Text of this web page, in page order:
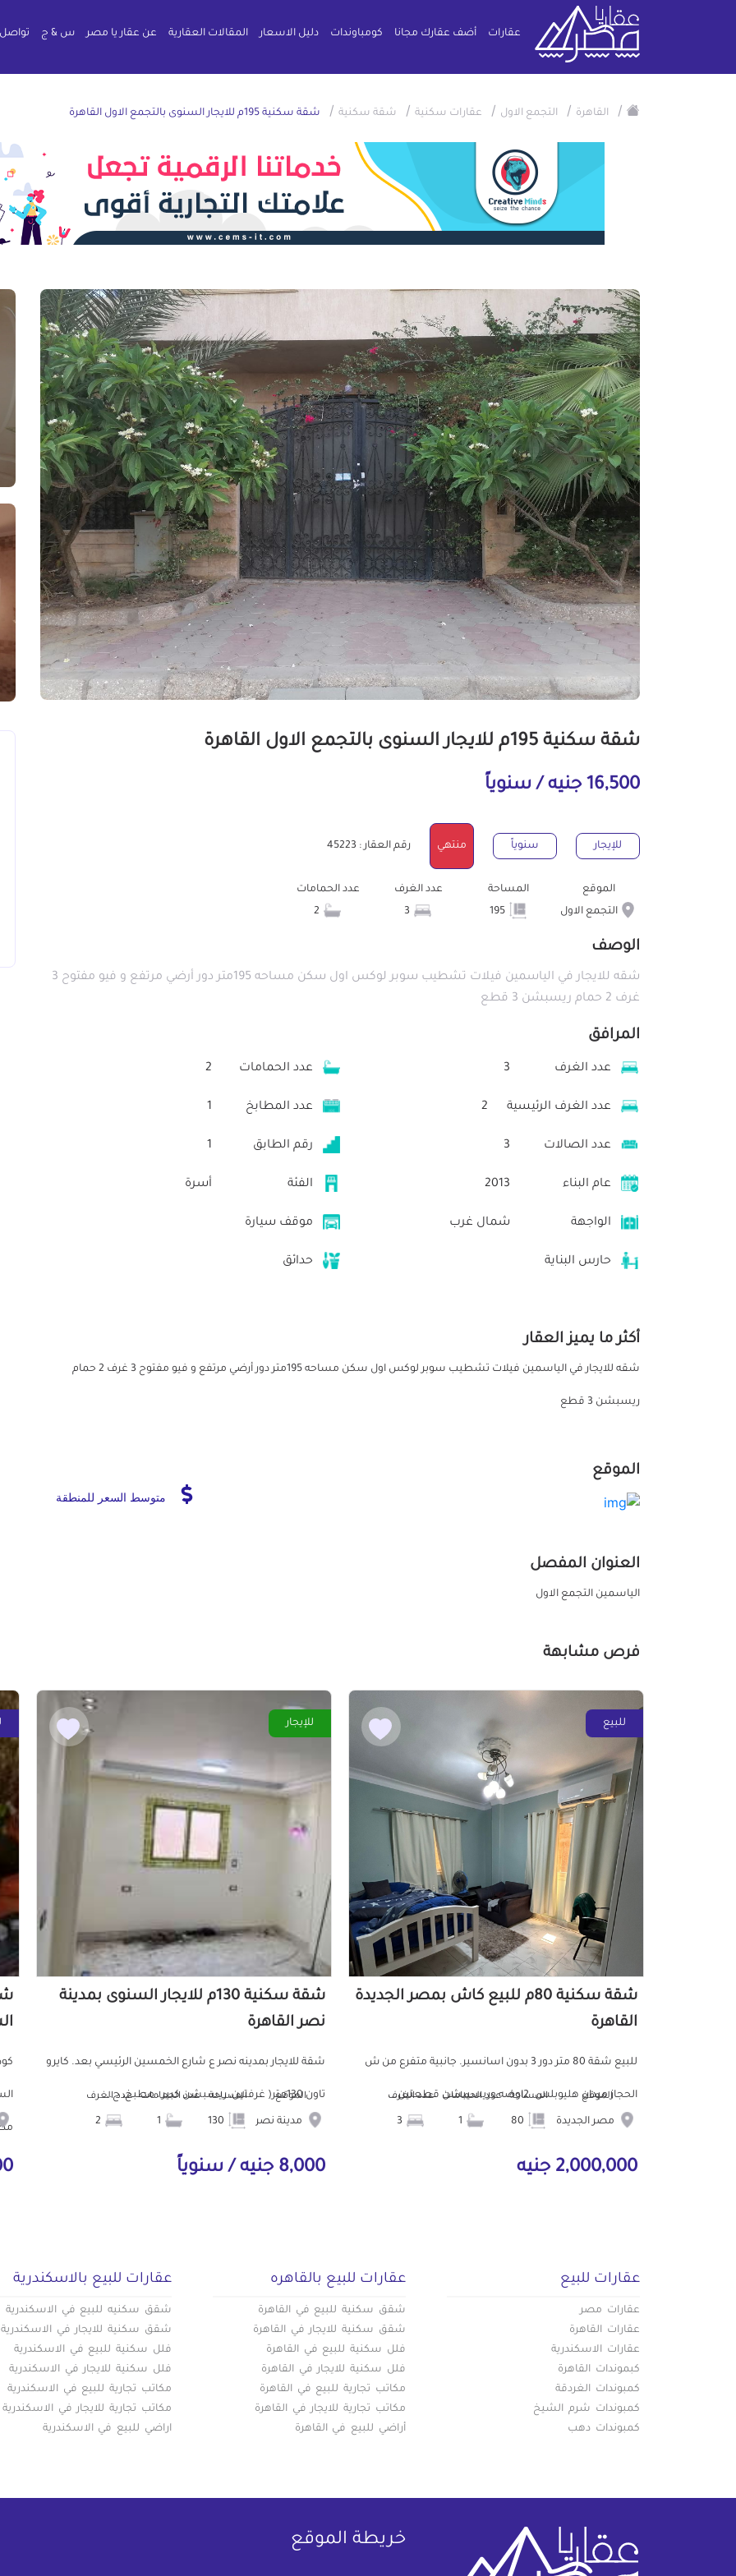
عقارات أضف عقارك مجانا كومباوندات دليل الاسعار المقالات العقارية عن عقار يا مصر س & ج
/ القاهرة / التجمع الاول / عقارات سكنية / شقة سكنية / شقة سكنية 195م للايجار السنوى بالتجمع الاول القاهرة
شقة سكنية 195م للايجار السنوى بالتجمع الاول القاهرة
16,500 جنيه / سنوياً
للإيجار سنوياً منتهي رقم العقار : 45223
الموقع
التجمع الاول
المساحة
195
عدد الغرف
عدد الحمامات
الوصف
شقه للايجار في الياسمين فيلات تشطيب سوبر لوكس اول سكن مساحه 195متر دور أرضي مرتفع و فيو مفتوح 3
غرف 2 حمام ريسبشن 3 قطع
المرافق
عدد الغرف 3 عدد الحمامات 2
عدد الغرف الرئيسية 2 عدد المطابخ 1
عدد الصالات 3 رقم الطابق 1
عام البناء 2013 الفئة أسرة
الواجهة شمال غرب موقف سيارة
حارس البناية حدائق
أكثر ما يميز العقار
شقه للايجار في الياسمين فيلات تشطيب سوبر لوكس اول سكن مساحه 195متر دور أرضي مرتفع و فيو مفتوح 3 غرف 2 حمام
ريسبشن 3 قطع
الموقع
متوسط السعر للمنطقة
العنوان المفصل
الياسمين التجمع الاول
فرص مشابهة
للبيع
شقة سكنية 80م للبيع كاش بمصر الجديدة
القاهرة
للبيع شقة 80 متر دور 3 بدون اسانسير. جانبية متفرع من ش
الحجاز ميدان هليوبلس. 2اوضه وريسيبشن قطعتين...
الموقع
مصر الجديدة
المساحة عدد الحمامات عدد الغرف
2,000,000 جنيه
للإيجار
شقة سكنية 130م للايجار السنوى بمدينة
نصر القاهرة
شقة للايجار بمدينه نصر ع شارع الخمسين الرئيسي بعد. كايرو
تاون 130متر( غرفتين، ريسبشن كبير ، مطبخ، ح...الموقع
مدينة نصر
المساحة عدد الحمامات عدد الغرف
8,000 جنيه / سنوياً
عقارات للبيع
عقارات مصر
عقارات القاهرة
عقارات الاسكندرية
كبموندات القاهرة
كمبوندات الغردقة
كمبوندات شرم الشيخ
كمبوندات دهب
عقارات للبيع بالقاهره
شقق سكنية للبيع في القاهرة
شقق سكنية للايجار في القاهرة
فلل سكنية للبيع في القاهرة
فلل سكنية للايجار في القاهرة
مكاتب تجارية للبيع في القاهرة
مكاتب تجارية للايجار في القاهرة
أراضي للبيع في القاهرة
عقارات للبيع بالاسكندرية
شقق سكنيه للبيع في الاسكندرية
شقق سكنية للايجار في الاسكندرية
فلل سكنية للبيع في الاسكندرية
فلل سكنية للايجار في الاسكندرية
مكاتب تجارية للبيع في الاسكندرية
مكاتب تجارية للايجار في الاسكندرية
اراضي للبيع في الاسكندرية
خريطة الموقع